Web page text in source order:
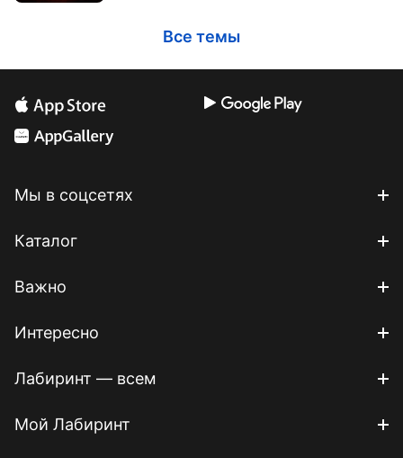
Все темы
Мы в соцсетях
Каталог
Важно
Интересно
Лабиринт — всем
Мой Лабиринт